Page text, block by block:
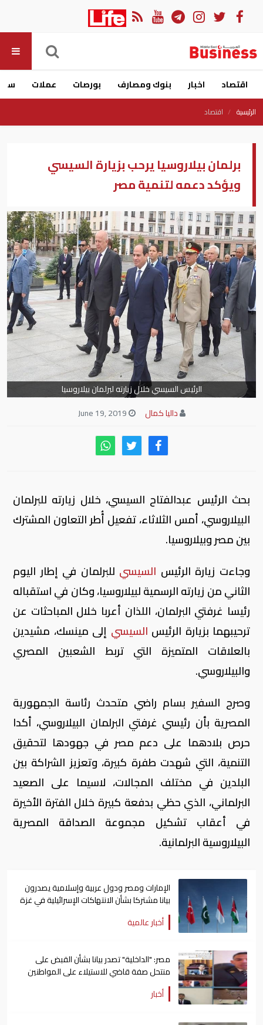
اقتصاد اخبار بنوك ومصارف بورصات عملات
الرئيسية اقتصاد
برلمان بيلاروسيا يرحب بزيارة السيسي
ويؤكد دعمه لتنمية مصر
الرئيس السيسي خلال زيارته لبرلمان بيلاروسيا
داليا كمال
بحث الرئيس عبدالفتاح السيسي، خلال زيارته للبرلمان
البيلاروسي، أمس الثلاثاء، تفعيل أُطر التعاون المشترك
بين مصر وبيلاروسيا.
وجاءت زيارة الرئيس السيسي للبرلمان في إطار اليوم
الثاني من زيارته الرسمية لبيلاروسيا، وكان في استقباله
رئيسا غرفتي البرلمان، اللذان أعربا خلال المباحثات عن
ترحيبهما بزيارة الرئيس السيسي إلى مينسك، مشيدين
بالعلاقات المتميزة التي تربط الشعبين المصري
والبيلاروسي.
وصرح السفير بسام راضي متحدث رئاسة الجمهورية
المصرية بأن رئيسي غرفتي البرلمان البيلاروسي، أكدا
حرص بلادهما على دعم مصر في جهودها لتحقيق
التنمية، التي شهدت طفرة كبيرة، وتعزيز الشراكة بين
البلدين في مختلف المجالات، لاسيما على الصعيد
البرلماني، الذي حظي بدفعة كبيرة خلال الفترة الأخيرة
في أعقاب تشكيل مجموعة الصداقة المصرية
البيلاروسية البرلمانية.
الإمارات ومصر ودول عربية وإسلامية يصدرون
بيانا مشتركا بشأن الانتهاكات الإسرائيلية في غزة
أخبار عالمية
مصر: "الداخلية" تصدر بيانا بشأن القبض على
منتحل صفة قاضي للاستيلاء على المواطنين
أخبار